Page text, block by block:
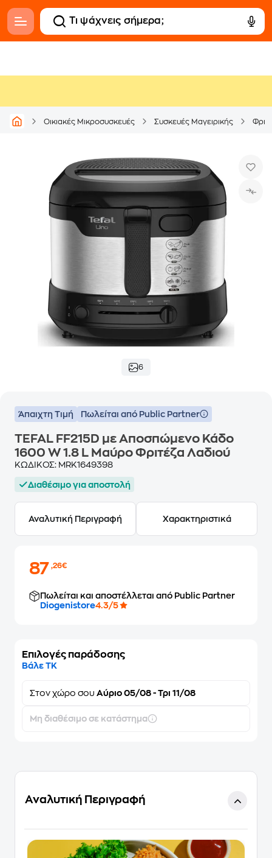
Οικιακές Μικροσυσκευές Συσκευές Μαγειρικής
6
Άπαιχτη Τιμή Πωλείται από Public Partner
TEFAL FF215D με Αποσπώμενο Κάδο
1600 W 1.8 L Μαύρο Φριτέζα Λαδιού
ΚΩΔΙΚΟΣ: MRK1649398
Διαθέσιμο για αποστολή
Αναλυτική Περιγραφή Χαρακτηριστικά
87,26€
Πωλείται και αποστέλλεται από Public Partner
Diogenistore4.3/5
Επιλογές παράδοσης
Βάλε ΤΚ
Στον χώρο σου Αύριο 05/08 - Τρι 11/08
Μη διαθέσιμο σε κατάστημα
Αναλυτική Περιγραφή